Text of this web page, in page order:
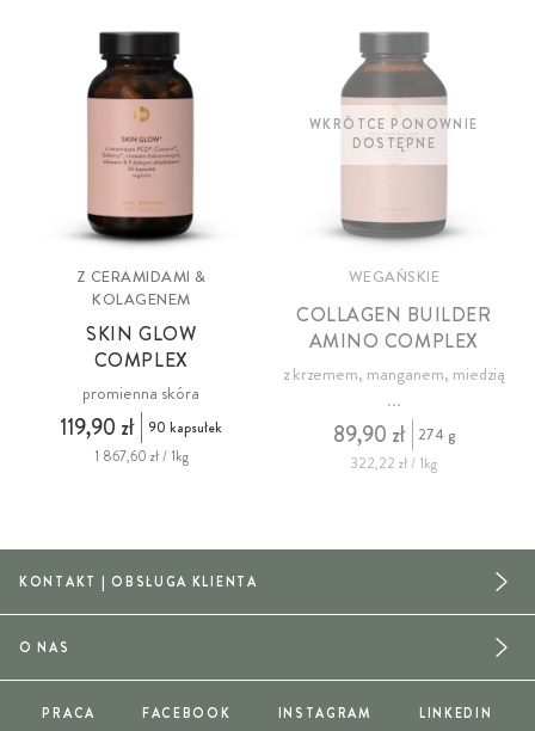
Z CERAMIDAMI &
KOLAGENEM
SKIN GLOW
COMPLEX
promienna skóra
119,90 zł
90 kapsułek
1 867,60 zł / 1kg
WKRÓTCE PONOWNIE
DOSTĘPNE
WEGAŃSKIE
COLLAGEN BUILDER
AMINO COMPLEX
z krzemem, manganem, miedzią
...
89,90 zł
274 g
322,22 zł / 1kg
KONTAKT | OBSŁUGA KLIENTA
O NAS
PRACA FACEBOOK INSTAGRAM LINKEDIN